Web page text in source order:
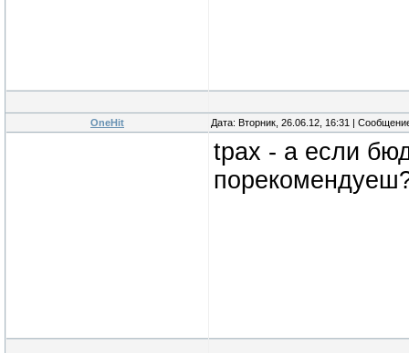
OneHit Дата: Вторник, 26.06.12, 16:31 |
tpax - а если